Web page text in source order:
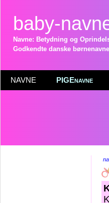
baby-
Navne: Betydning og
Godkendte danske
NAVNE PIGEnavne